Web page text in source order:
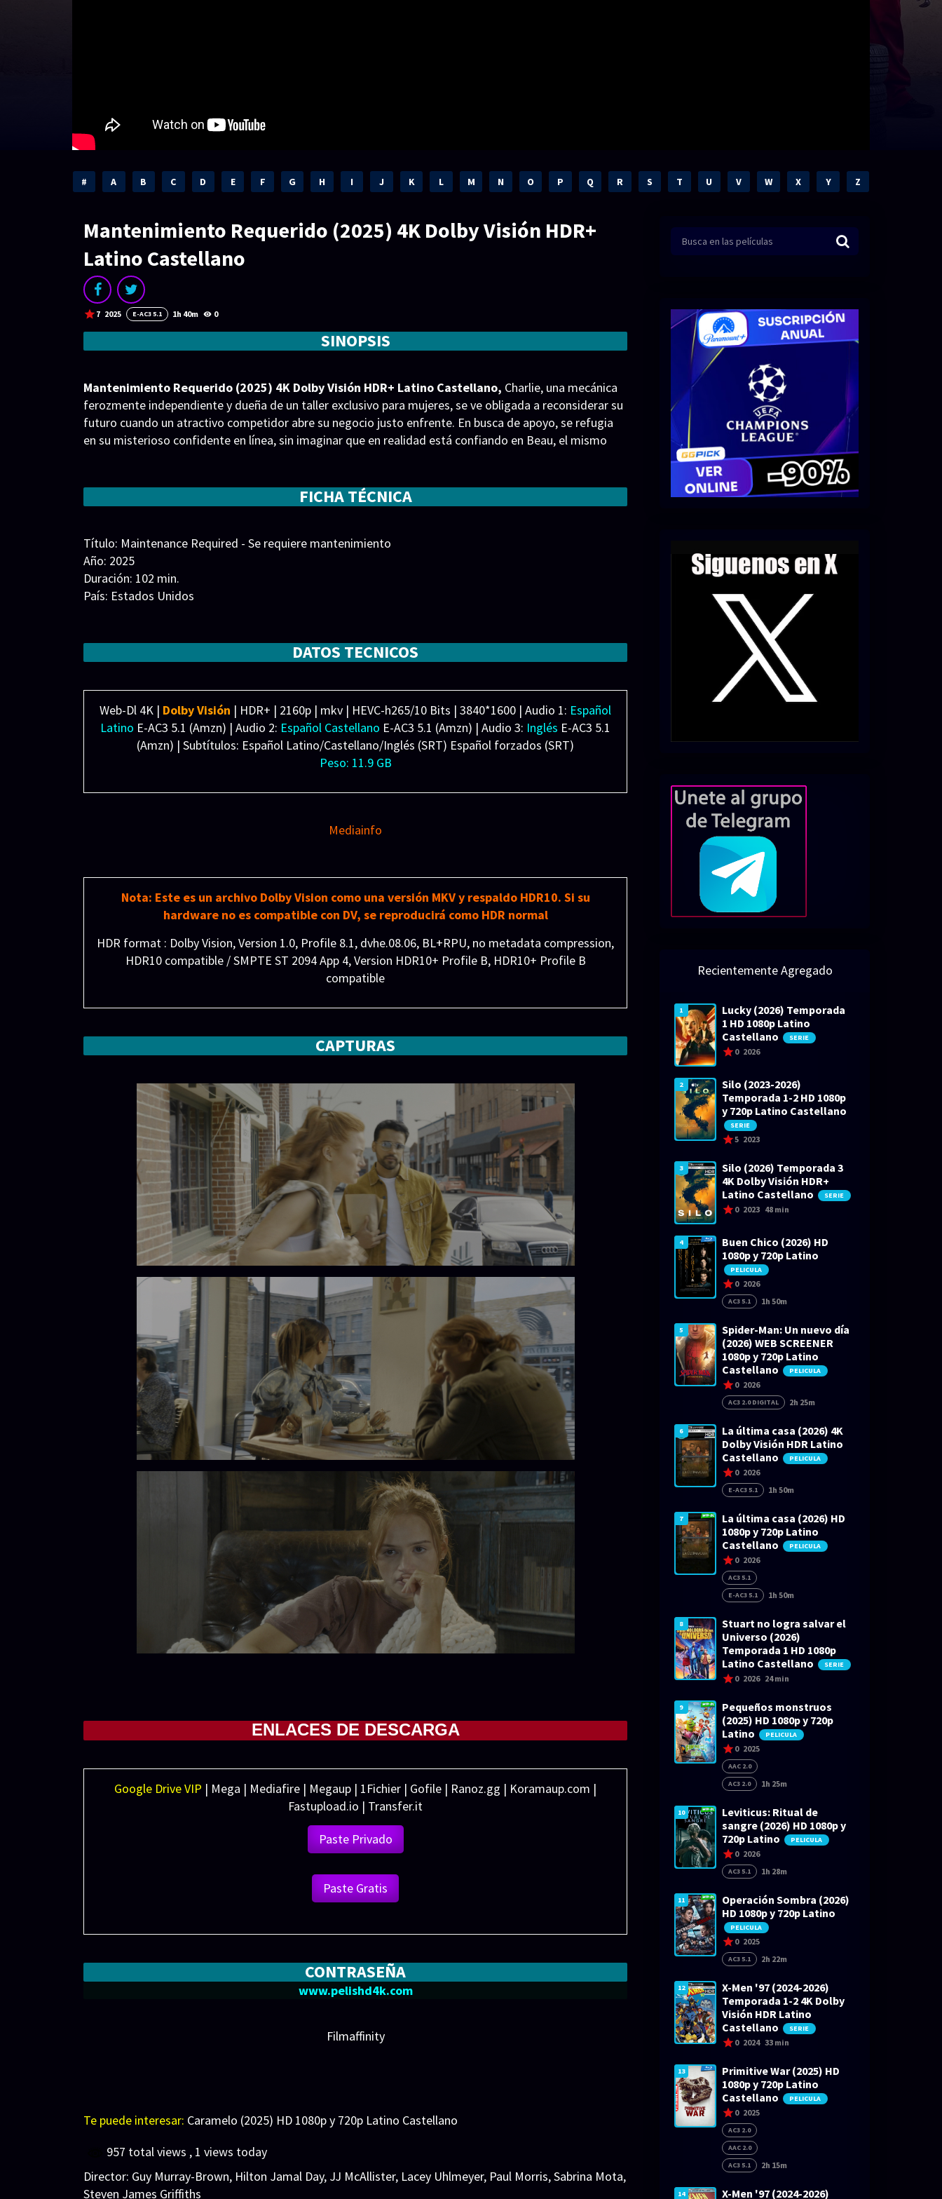
# A B C D E F G H I J K L M N O P Q R S T U V W X Y Z
Mantenimiento Requerido (2025) 4K Dolby Visión HDR+
Latino Castellano
7 2025 E-AC3 5.1 1h 40m 0
SINOPSIS
Mantenimiento Requerido (2025) 4K Dolby Visión HDR+ Latino Castellano, Charlie, una mecánica
ferozmente independiente y dueña de un taller exclusivo para mujeres, se ve obligada a reconsiderar su
futuro cuando un atractivo competidor abre su negocio justo enfrente. En busca de apoyo, se refugia
en su misterioso confidente en línea, sin imaginar que en realidad está confiando en Beau, el mismo
FICHA TÉCNICA
Título: Maintenance Required - Se requiere mantenimiento
Año: 2025
Duración: 102 min.
País: Estados Unidos
Fotografía: Hamish Doyne-Ditmas
Reparto: Katy O'Brian, Madelaine Petsch, Naomi J. Ogawa, Madison Bailey, Jacob Scipio, Jim Gaffigan,
Productora: FAE Film and Television, Luber Roklin Entertainment, Amazon MGM Studios, Roukya Films.
Distribuidora: Amazon MGM Studios
DATOS TECNICOS
Web-Dl 4K | Dolby Visión | HDR+ | 2160p | mkv | HEVC-h265/10 Bits | 3840*1600 | Audio 1: Español
Latino E-AC3 5.1 (Amzn) | Audio 2: Español Castellano E-AC3 5.1 (Amzn) | Audio 3: Inglés E-AC3 5.1
(Amzn) | Subtítulos: Español Latino/Castellano/Inglés (SRT) Español forzados (SRT)
Peso: 11.9 GB
Mediainfo
Nota: Este es un archivo Dolby Vision como una versión MKV y respaldo HDR10. Si su
hardware no es compatible con DV, se reproducirá como HDR normal
HDR format : Dolby Vision, Version 1.0, Profile 8.1, dvhe.08.06, BL+RPU, no metadata compression,
HDR10 compatible / SMPTE ST 2094 App 4, Version HDR10+ Profile B, HDR10+ Profile B
compatible
CAPTURAS
ENLACES DE DESCARGA
Google Drive VIP | Mega | Mediafire | Megaup | 1Fichier | Gofile | Ranoz.gg | Koramaup.com |
Fastupload.io | Transfer.it
Paste Privado
Paste Gratis
CONTRASEÑA
www.pelishd4k.com
Filmaffinity
Te puede interesar: Caramelo (2025) HD 1080p y 720p Latino Castellano
957 total views , 1 views today
Director: Guy Murray-Brown, Hilton Jamal Day, JJ McAllister, Lacey Uhlmeyer, Paul Morris,Sabrina Mota,
Steven James Griffiths
Recientemente Agregado
1
Lucky (2026) Temporada
1 HD 1080p Latino
Castellano
SERIE
0 2026
2
Silo (2023-2026)
Temporada 1-2 HD 1080p
y 720p Latino Castellano
SERIE
5 2023
3
Silo (2026) Temporada 3
4K Dolby Visión HDR+
Latino Castellano
SERIE
0 2023 48 min
4
Buen Chico (2026) HD
1080p y 720p Latino
PELICULA
0 2026
AC3 5.1 1h 50m
5
Spider-Man: Un nuevo día
(2026) WEB SCREENER
1080p y 720p Latino
Castellano
PELICULA
0 2026
AC3 2.0 DIGITAL 2h 25m
6
La última casa (2026) 4K
Dolby Visión HDR Latino
Castellano
PELICULA
0 2026
E-AC3 5.1 1h 50m
7
La última casa (2026) HD
1080p y 720p Latino
Castellano
PELICULA
0 2026
AC3 5.1
E-AC3 5.1
1h 50m
8
Stuart no logra salvar el
Universo (2026)
Temporada 1 HD 1080p
Latino Castellano
SERIE
0 2026 24 min
9
Pequeños monstruos
(2025) HD 1080p y 720p
Latino
PELICULA
0 2025
AAC 2.0
AC3 2.0
1h 25m
10
Leviticus: Ritual de
sangre (2026) HD 1080p y
720p Latino
PELICULA
0 2026
AC3 5.1 1h 28m
11
Operación Sombra (2026)
HD 1080p y 720p Latino
PELICULA
0 2025
AC3 5.1 2h 22m
12
X-Men '97 (2024-2026)
Temporada 1-2 4K Dolby
Visión HDR Latino
Castellano
SERIE
0 2024 33 min
13
Primitive War (2025) HD
1080p y 720p Latino
Castellano
PELICULA
0 2025
AC3 2.0
AAC 2.0
AC3 5.1
2h 15m
14 X-Men '97 (2024-2026)